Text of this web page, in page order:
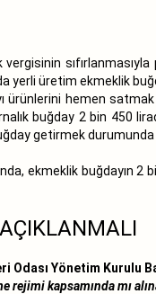
sıfırlanmasıyla
yerli üretim ekmeklik
hemen satmak
buğday 2 bin 450
getirmek
ekmeklik buğdayın 2
Odası Yönetim Kurulu
kapsamında mı